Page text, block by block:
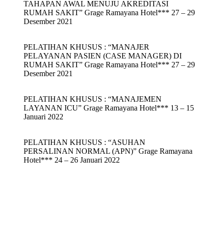
TAHAPAN AWAL MENUJU AKREDITASI
RUMAH SAKIT” Grage Ramayana Hotel*** 27 – 29
Desember 2021
PELATIHAN KHUSUS : “MANAJER
PELAYANAN PASIEN (CASE MANAGER) DI
RUMAH SAKIT” Grage Ramayana Hotel*** 27 – 29
Desember 2021
PELATIHAN KHUSUS : “MANAJEMEN
LAYANAN ICU” Grage Ramayana Hotel*** 13 – 15
Januari 2022
PELATIHAN KHUSUS : “ASUHAN
PERSALINAN NORMAL (APN)” Grage Ramayana
Hotel*** 24 – 26 Januari 2022